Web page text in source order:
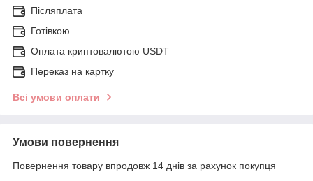
Післяплата
Готівкою
Оплата криптовалютою USDT
Переказ на картку
Всі умови оплати
Умови повернення
Повернення товару впродовж 14 днів за рахунок покупця